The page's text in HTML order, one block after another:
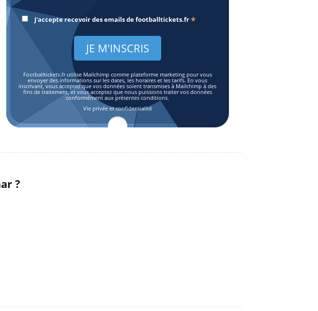
J'accepte recevoir des emails defootballtickets.fr *
Footballtickets.fr utilise Mailchimp comme plateforme marketing pour vous
envoyer des informations sur les dates, les horaires et les tarifs. En vous
inscrivant, vous acceptez que vos données soient transmises à Mailchimp à des
fins de traitement, et vous acceptez que nous puissions traiter vos données
conformément aux présentes conditions.
Vie privée et confidentialité
?